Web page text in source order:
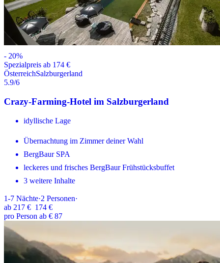
- 20%
Spezialpreis ab 174 €
ÖsterreichSalzburgerland
5.9/6
Crazy-Farming-Hotel im Salzburgerland
idyllische Lage
Übernachtung im Zimmer deiner Wahl
BergBaur SPA
leckeres und frisches BergBaur Frühstücksbuffet
3 weitere Inhalte
1-7 Nächte·2 Personen·
ab 217 € 174 €
pro Person ab € 87